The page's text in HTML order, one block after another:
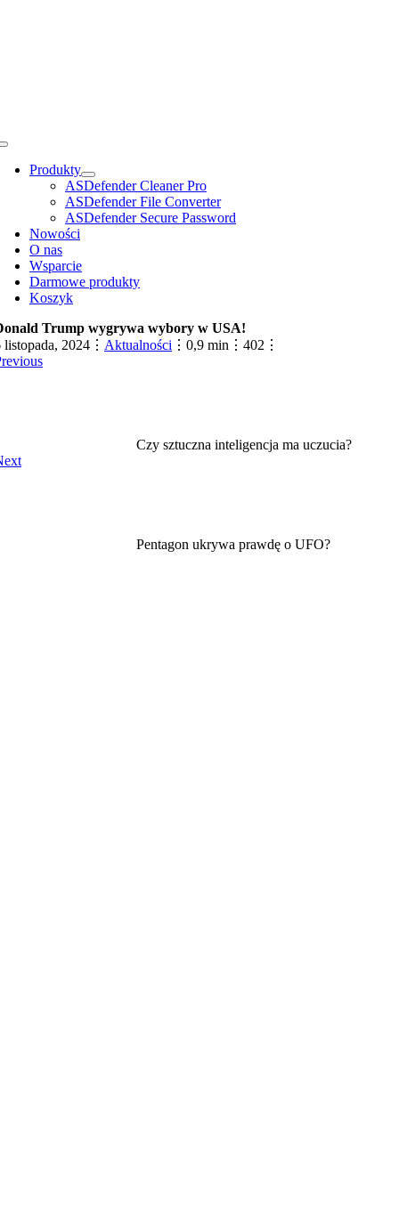
Toggle
NavigationProdukty
ASDefender Cleaner Pro
ASDefender File Converter
ASDefender Secure Password
Nowości
O nas
Wsparcie
Darmowe produkty
Koszyk
Trump wygrywa wybory w USA!
listopada, 2024 ⋮ Aktualności ⋮ 0,9 min ⋮ 402 ⋮
Czy sztuczna inteligencja ma uczucia?
Pentagon ukrywa prawdę o UFO?